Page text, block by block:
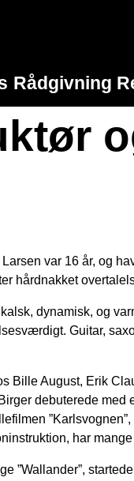
Rådgivning
var 16 år, og
hårdnakket
dynamisk, og
Guitar,
August, Erik
debuterede
har